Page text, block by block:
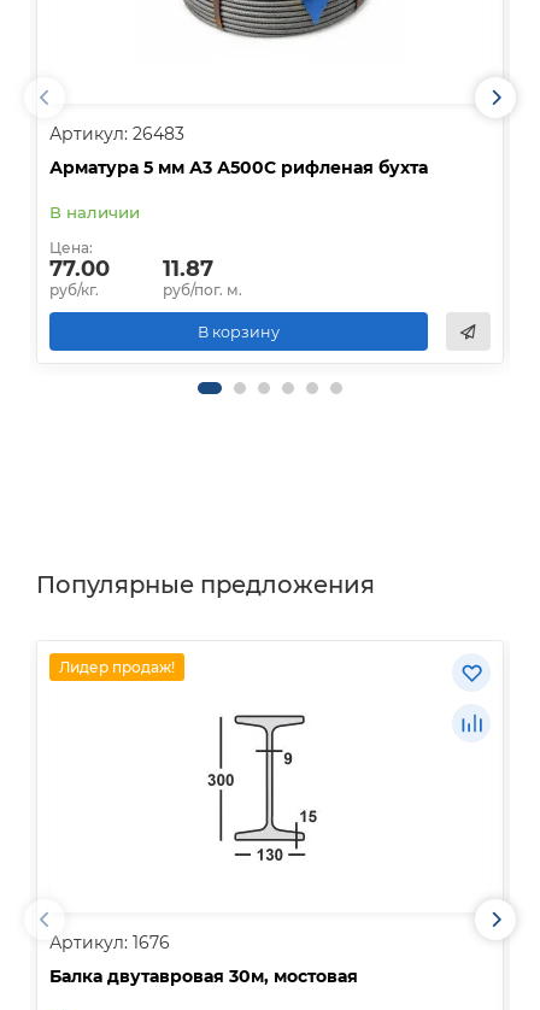
Артикул: 26483
Арматура 5 мм А3 А500С рифленая бухта
В наличии
Цена:
77.00
руб/кг.
11.87
руб/пог. м.
В корзину
Популярные предложения
Лидер продаж!
Артикул: 1676
Балка двутавровая 30м, мостовая